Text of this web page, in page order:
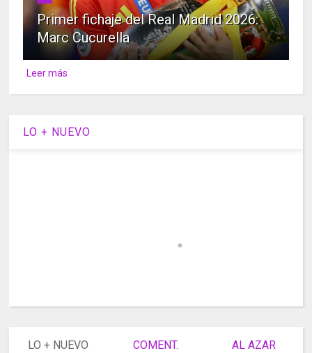
Primer fichaje del Real Madrid 2026:
Marc Cucurella
Leer más
LO + NUEVO
LO + NUEVO COMENT. AL AZAR